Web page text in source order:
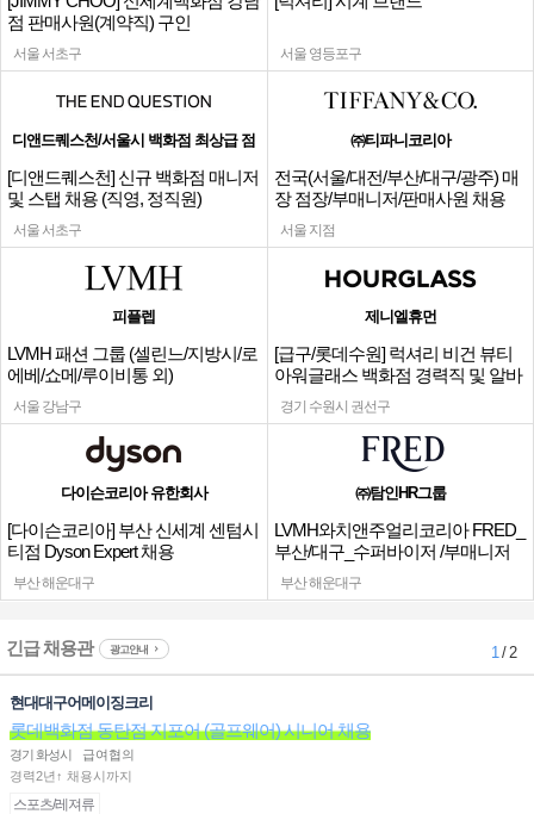
점 판매사원(계약직) 구인
서울 서초구 서울 영등포구
디앤드퀘스천/서울시 백화점 최상급 점
[디앤드퀘스천] 신규 백화점 매니저
및 스탭 채용 (직영, 정직원)
서울 서초구
㈜티파니코리아
전국(서울/대전/부산/대구/광주) 매
장 점장/부매니저/판매사원 채용
서울 지점
피플렙
LVMH 패션 그룹 (셀린느/지방시/로
에베/쇼메/루이비통 외)
서울 강남구
제니엘휴먼
[급구/롯데수원] 럭셔리 비건 뷰티
아워글래스 백화점 경력직 및 알바
채용
경기 수원시 권선구
다이슨코리아 유한회사
[다이슨코리아] 부산 신세계 센텀시
티점 Dyson Expert 채용
부산 해운대구
㈜탐인HR그룹
LVMH와치앤주얼리코리아 FRED_
부산/대구_수퍼바이저 /부매니저
채용
부산 해운대구
긴급 채용관 광고안내 1/ 2
현대대구어메이징크리
롯데백화점 동탄점 지포어 (골프웨어) 시니어 채용
경기 화성시
급여협의
경력2년↑ 채용시까지
스포츠/레져류